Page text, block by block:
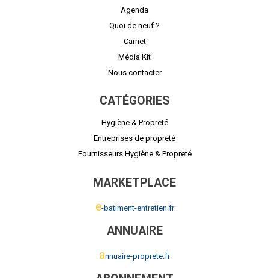
Agenda
Quoi de neuf ?
Carnet
Média Kit
Nous contacter
CATÉGORIES
Hygiène & Propreté
Entreprises de propreté
Fournisseurs Hygiène & Propreté
MARKETPLACE
e-batiment-entretien.fr
ANNUAIRE
annuaire-proprete.fr